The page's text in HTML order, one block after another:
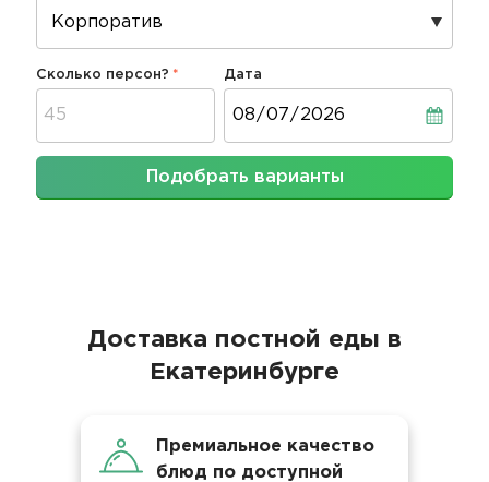
Сколько персон? Дата
Подобрать варианты
Доставка постной еды в
Екатеринбурге
Премиальное качество
блюд по доступной